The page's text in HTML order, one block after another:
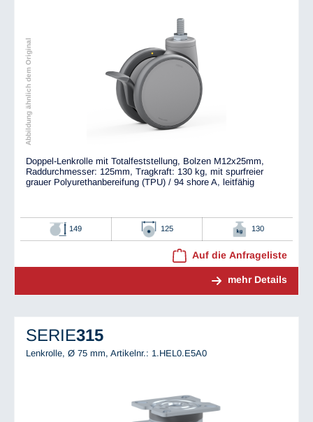
Abbildung ähnlich dem Original
Doppel-Lenkrolle mit Totalfeststellung, Bolzen M12x25mm,
Raddurchmesser: 125mm, Tragkraft: 130 kg, mit spurfreier
grauer Polyurethanbereifung (TPU) / 94 shore A, leitfähig
149 125 130
Auf die Anfrageliste
mehr Details
SERIE315
Lenkrolle, Ø 75 mm, Artikelnr.: 1.HEL0.E5A0